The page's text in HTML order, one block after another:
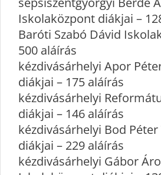
Iskolaközpont diákjai –
Baróti Szabó Dávid
500 aláírás
kézdivásárhelyi Apor
diákjai – 175 aláírás
kézdivásárhelyi
diákjai – 146 aláírás
kézdivásárhelyi Bod
diákjai – 229 aláírás
kézdivásárhelyi Gábor